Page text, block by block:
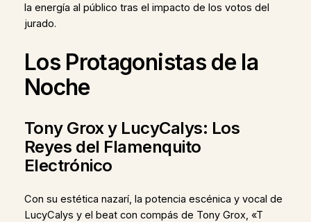
la energía al público tras el impacto de los votos del
jurado.
Los Protagonistas de la
Noche
Tony Grox y LucyCalys: Los
Reyes del Flamenquito
Electrónico
Con su estética nazarí, la potencia escénica y vocal de
LucyCalys y el beat con compás de Tony Grox, «T